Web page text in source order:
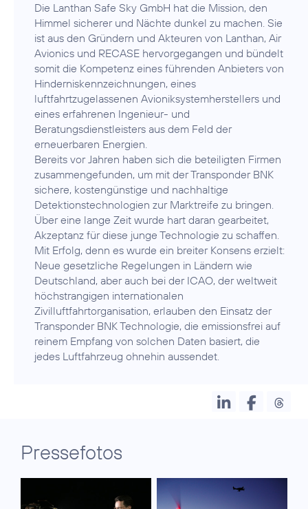
Die Lanthan Safe Sky GmbH hat die Mission, den
Himmel sicherer und Nächte dunkel zu machen. Sie
ist aus den Gründern und Akteuren von Lanthan, Air
Avionics und RECASE hervorgegangen und bündelt
somit die Kompetenz eines führenden Anbieters von
Hinderniskennzeichnungen, eines
luftfahrtzugelassenen Avioniksystemherstellers und
eines erfahrenen Ingenieur- und
Beratungsdienstleisters aus dem Feld der
erneuerbaren Energien.
Bereits vor Jahren haben sich die beteiligten Firmen
zusammengefunden, um mit der Transponder BNK
sichere, kostengünstige und nachhaltige
Detektionstechnologien zur Marktreife zu bringen.
Über eine lange Zeit wurde hart daran gearbeitet,
Akzeptanz für diese junge Technologie zu schaffen.
Mit Erfolg, denn es wurde ein breiter Konsens erzielt:
Neue gesetzliche Regelungen in Ländern wie
Deutschland, aber auch bei der ICAO, der weltweit
höchstrangigen internationalen
Zivilluftfahrtorganisation, erlauben den Einsatz der
Transponder BNK Technologie, die emissionsfrei auf
reinem Empfang von solchen Daten basiert, die
jedes Luftfahrzeug ohnehin aussendet.
Pressefotos